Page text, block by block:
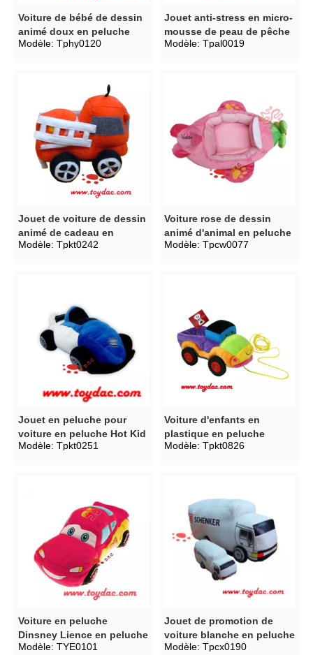
Voiture de bébé de dessin
animé doux en peluche
Modèle: Tphy0120
Jouet anti-stress en micro-
mousse de peau de pêche
en polyester
Modèle: Tpal0019
Jouet de voiture de dessin
animé de cadeau en
peluche
Modèle: Tpkt0242
Voiture rose de dessin
animé d'animal en peluche
Modèle: Tpcw0077
Jouet en peluche pour
voiture en peluche Hot Kid
Modèle: Tpkt0251
Voiture d'enfants en
plastique en peluche
chaude
Modèle: Tpkt0826
Voiture en peluche
Dinsney Lience en peluche
Modèle: TYE0101
Jouet de promotion de
voiture blanche en peluche
Modèle: Tpcx0190